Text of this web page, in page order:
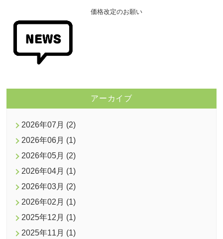
価格改定のお願い
アーカイブ
2026年07月 (2)
2026年06月 (1)
2026年05月 (2)
2026年04月 (1)
2026年03月 (2)
2026年02月 (1)
2025年12月 (1)
2025年11月 (1)